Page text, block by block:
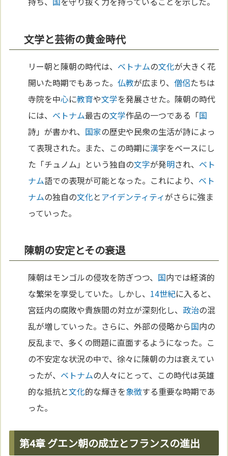
文学と芸術の黄金時代
リー朝と陳朝の時代は、 ベトナムの文化が大きく花
開いた時期でもあった。仏教が広まり、僧侶たちは
寺院を中心に教育や文学を発展させた。陳朝の時代
には、 ベトナム最古の文学作品の一つである「国
詩」が書かれ、 国家の歴史や民衆の生活が詩によっ
て表現された。また、この時期に漢字をベースにし
た「チュノム」という独自の文字が発明され、 ベト
ナム語での表現が可能となった。これにより、 ベト
ナムの独自の文化とアイデンティティがさらに強ま
っていった。
陳朝の安定とその衰退
陳朝はモンゴルの侵攻を防ぎつつ、 国内では経済的
な繁栄を享受していた。しかし、 14世紀に入ると、
宮廷内の腐敗や貴族間の対立が深刻化し、 政治の混
乱が増していった。さらに、外部の侵略から国内の
反乱まで、多くの問題に直面するようになった。こ
の不安定な状況の中で、徐々に陳朝の力は衰えてい
ったが、 ベトナムの人々にとって、この時代は英雄
的な抵抗と文化的な輝きを象徴する重要な時期であ
った。
第4章 グエン朝の成立とフランスの進出